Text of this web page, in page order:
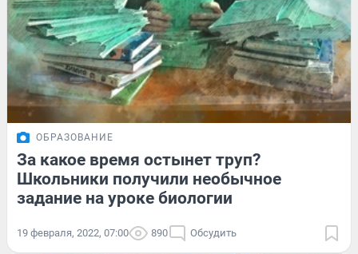
ОБРАЗОВАНИЕ
За какое время остынет труп?
Школьники получили необычное
задание на уроке биологии
19 февраля, 2022, 07:00 890 Обсудить